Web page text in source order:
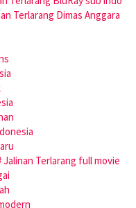
Terlarang Dimas Anggara
Jalinan Terlarang full movie